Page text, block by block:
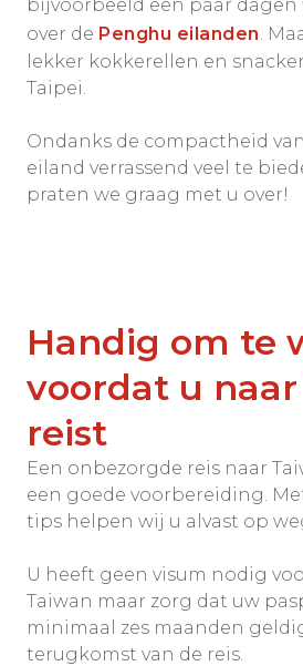
bijvoorbeeld een paar dagen
over de Penghu eilanden.
lekker kokkerellen en
Taipei.
Ondanks de compactheid
eiland verrassend veel te
praten we graag met u over!
Handig om te
voordat u
reist
Een onbezorgde reis naar
een goede voorbereiding.
tips helpen wij u alvast op
U heeft geen visum nodig
Taiwan maar zorg dat uw
minimaal zes maanden
terugkomst van de reis.